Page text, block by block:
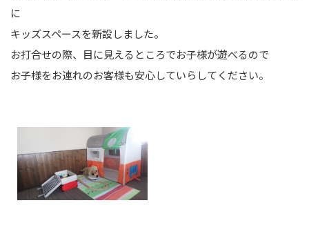
に
キッズスペースを新設しました。
お打合せの際、目に見えるところでお子様が遊べるので
お子様をお連れのお客様も安心していらしてください。